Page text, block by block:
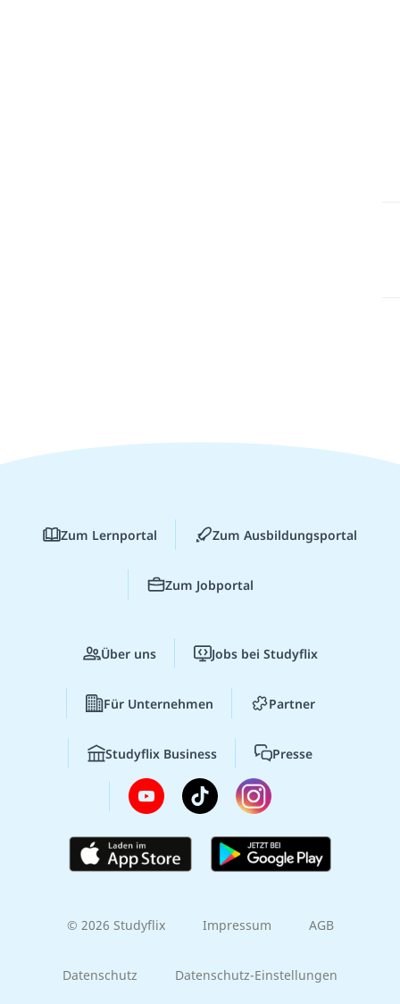
Zum Lernportal Zum Ausbildungsportal
Zum Jobportal
Über uns Jobs bei Studyflix
Für Unternehmen Partner
Studyflix Business Presse
© 2026 Studyflix Impressum AGB
Datenschutz Datenschutz-Einstellungen